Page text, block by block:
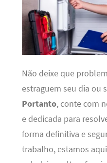
Não deixe que
estraguem seu dia ou
Portanto, conte com
e dedicada para
forma definitiva e
trabalho, estamos